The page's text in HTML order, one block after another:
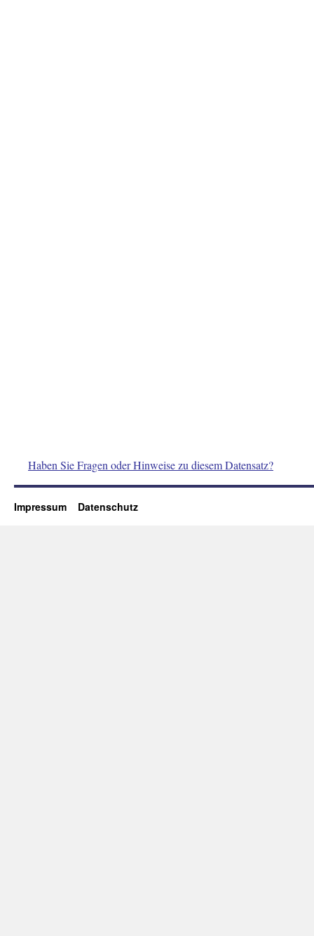
Haben Sie Fragen oder Hinweise zu diesem Datensatz?
Impressum Datenschutz